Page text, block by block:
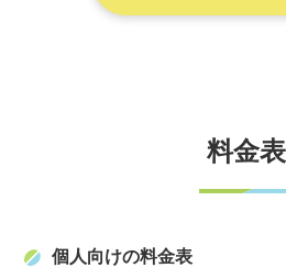
料金表
個人向けの料金表